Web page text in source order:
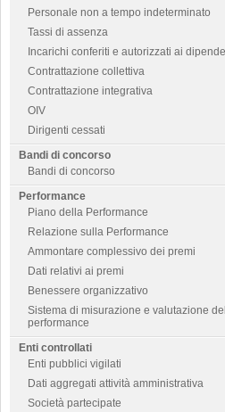
Personale non a tempo indeterminato
Tassi di assenza
Incarichi conferiti e autorizzati ai
Contrattazione collettiva
Contrattazione integrativa
OIV
Dirigenti cessati
Bandi di concorso
Bandi di concorso
Performance
Piano della Performance
Relazione sulla Performance
Ammontare complessivo dei premi
Dati relativi ai premi
Benessere organizzativo
Sistema di misurazione e valutazione
performance
Enti controllati
Enti pubblici vigilati
Dati aggregati attività amministrativa
Società partecipate